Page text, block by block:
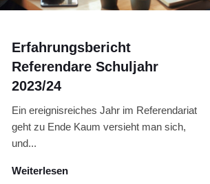
Erfahrungsbericht
Referendare Schuljahr
2023/24
Ein ereignisreiches Jahr im Referendariat
geht zu Ende Kaum versieht man sich,
und...
Weiterlesen